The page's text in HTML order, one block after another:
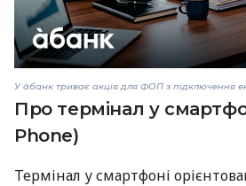
У àбанк триває акція для ФОП з підключення
Про термінал у
Phone)
Термінал у смартфоні